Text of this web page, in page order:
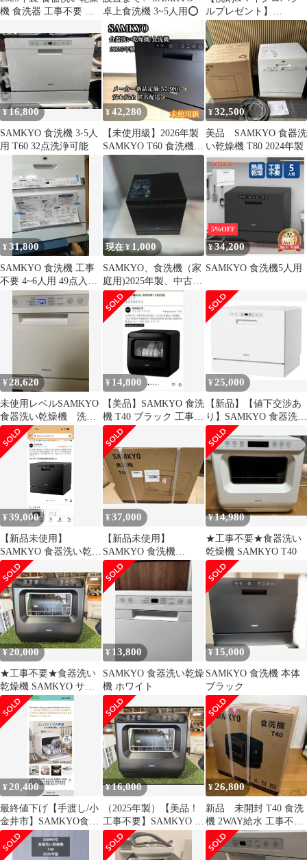
機 食洗器 工事不要 コ
卓上食洗機 3~5人用⭕️
ルプレゼント】
SAMKYO 食器洗乾燥機
工事不要 極美品！
¥16,800
SAMKYO 食洗機 3-5人
用 T60 32点洗浄可能
¥42,280
【未使用級】2026年製
SAMKYO T60 食洗機
工事不要
¥32,500
美品 SAMKYO 食器洗
い乾燥機 T80 2024年製
¥31,800
SAMKYO 食洗機 工事
不要 4~6人用 49点入り
大容量 食器洗浄機 t80
現在 ¥ 1,000
SAMKYO、食洗機（家
庭用)2025年製、中古、
難あり（要本文必読)
5%OFF
¥34,200
SAMKYO 食洗機5人用
¥ 28,620
未使用レベルSAMKYO
食器洗い乾燥機 洗剤
つき！
¥ 14,800
【美品】SAMKYO 食洗
機 T40 ブラック 工事不
要 ※5回使用
¥ 25,000
【新品】【値下交渉あ
り】SAMKYO 食器洗い
乾燥機 工事不要 2WAY
給水
¥39,000
【新品未使用】
SAMKYO 食器洗い乾燥
機 T60 ブラック
¥37,000
【新品未使用】
SAMKYO 食洗機
T60+洗剤セット
¥14,980
★工事不要★食器洗い
乾燥機 SAMKYO T40
¥20,000
★工事不要★食器洗い
乾燥機 SAMKYO サム
キョ T40 1~3人用
2025年製
¥ 13,800
SAMKYO 食器洗い乾燥
機 ホワイト
¥ 15,000
SAMKYO 食洗機 本体
ブラック
¥ 20,400
最終値下げ【手渡し/小
金井市】SAMKYO食洗
機1〜3人用 洗剤180個
付
¥16,000
（2025年製）【美品！
工事不要】SAMKYO 食
器洗い乾燥機 本体 T40
¥26,800
新品 未開封 T40 食洗
機 2WAY給水 工事不要
水道直結 タンク式対応